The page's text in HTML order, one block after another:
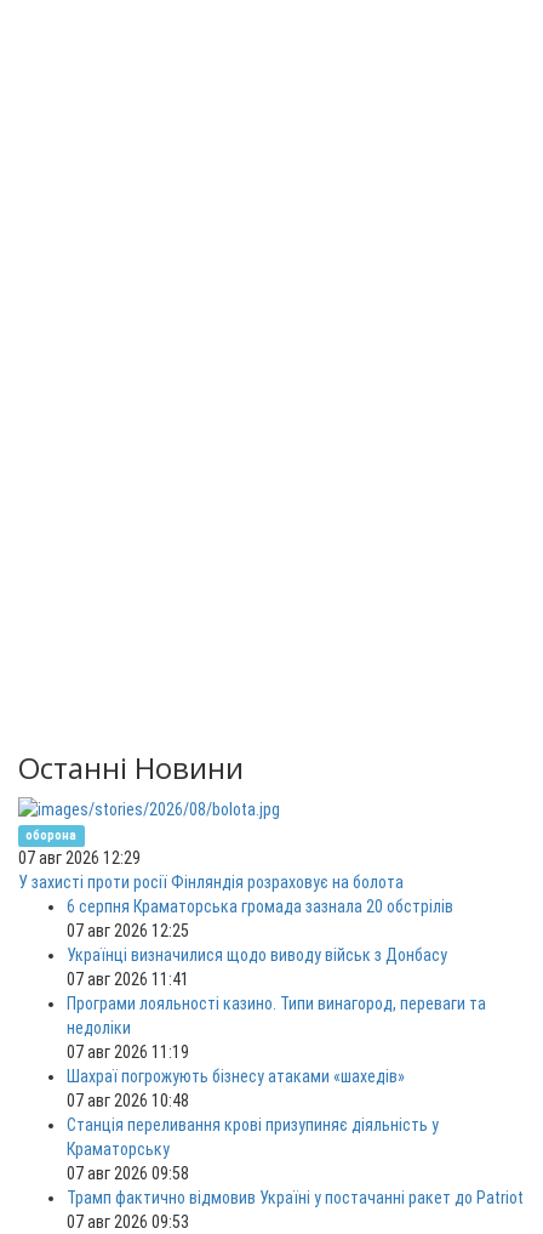
Останні Новини
оборона
07 авг 2026 12:29
У захисті проти росії Фінляндія розраховує на болота
6 серпня Краматорська громада зазнала 20 обстрілів
07 авг 2026 12:25
Українці визначилися щодо виводу військ з Донбасу
07 авг 2026 11:41
Програми лояльності казино. Типи винагород, переваги та
недоліки
07 авг 2026 11:19
Шахраї погрожують бізнесу атаками «шахедів»
07 авг 2026 10:48
Станція переливання крові призупиняє діяльність у
Краматорську
07 авг 2026 09:58
Трамп фактично відмовив Україні у постачанні ракет до Patriot
07 авг 2026 09:53